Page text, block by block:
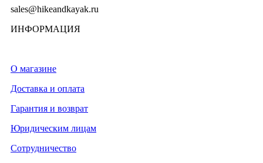
sales@hikeandkayak.ru
ИНФОРМАЦИЯ
О магазине
Доставка и оплата
Гарантия и возврат
Юридическим лицам
Сотрудничество